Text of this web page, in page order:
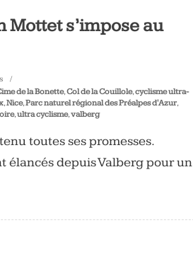
s’impose au
de la Bonette,Col de la Couillole,cyclisme ultra-
,Nice,Parc naturel régional des Préalpes d'Azur,
,ultra cyclisme,valberg
toutes ses promesses.
élancés depuis Valberg pour un